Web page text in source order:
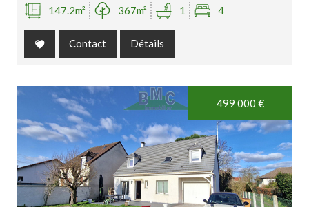
147.2m² 367m² 1 4
Contact Détails
Exclusivité
499 000 €